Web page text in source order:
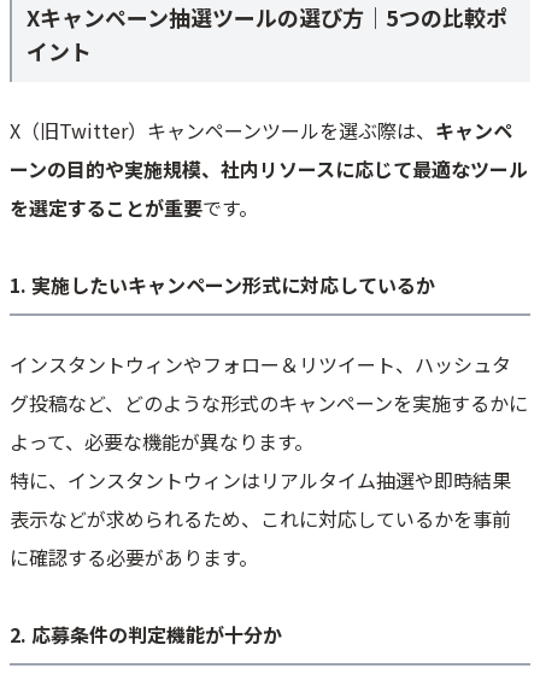
Xキャンペーン抽選ツールの選び方｜5つの比較ポ
イント
X（旧Twitter）キャンペーンツールを選ぶ際は、 キャンペ
ーンの目的や実施規模、社内リソースに応じて最適なツール
を選定することが重要です。
1. 実施したいキャンペーン形式に対応しているか
インスタントウィンやフォロー＆リツイート、ハッシュタ
グ投稿など、どのような形式のキャンペーンを実施するかに
よって、必要な機能が異なります。
特に、インスタントウィンはリアルタイム抽選や即時結果
表示などが求められるため、これに対応しているかを事前
に確認する必要があります。
2. 応募条件の判定機能が十分か